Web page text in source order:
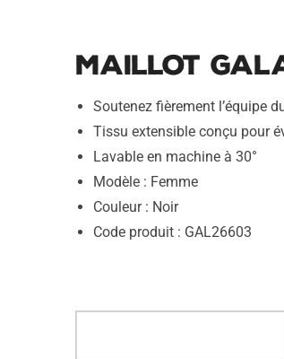
Maillot
Soutenez fièrement l’équipe
Tissu extensible conçu pour
Lavable en machine à 30°
Modèle : Femme
Couleur : Noir
Code produit : GAL26603